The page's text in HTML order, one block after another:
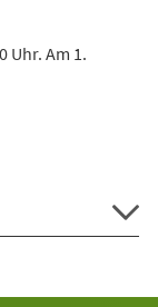
Uhr. Am 1.